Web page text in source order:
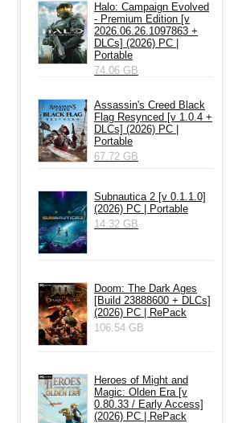
Halo: Campaign Evolved
- Premium Edition [v
2026.06.26.1097863 +
DLCs] (2026) PC |
Portable
74.06 GB
Assassin's Creed Black
Flag Resynced [v 1.0.4 +
DLCs] (2026) PC |
Portable
67.72 GB
Subnautica 2 [v 0.1.1.0]
(2026) PC | Portable
14.32 GB
Doom: The Dark Ages
[Build 23888600 + DLCs]
(2026) PC | RePack
106.54 GB
Heroes of Might and
Magic: Olden Era [v
0.80.33 / Early Access]
(2026) PC | RePack